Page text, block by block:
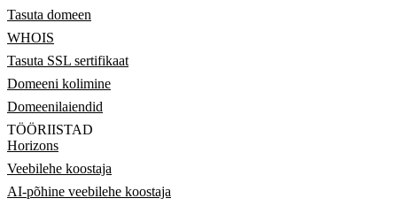
Tasuta domeen
WHOIS
Tasuta SSL sertifikaat
Domeeni kolimine
Domeenilaiendid
TÖÖRIISTAD
Horizons
Veebilehe koostaja
AI-põhine veebilehe koostaja